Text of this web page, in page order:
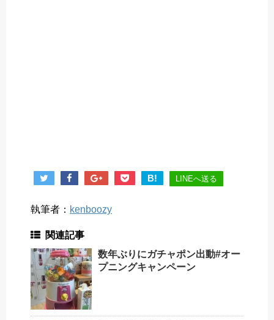
B! LINEへ送る
執筆者： kenboozy
関連記事
数年ぶりにガチャポン出動#オー
プニングキャンペーン